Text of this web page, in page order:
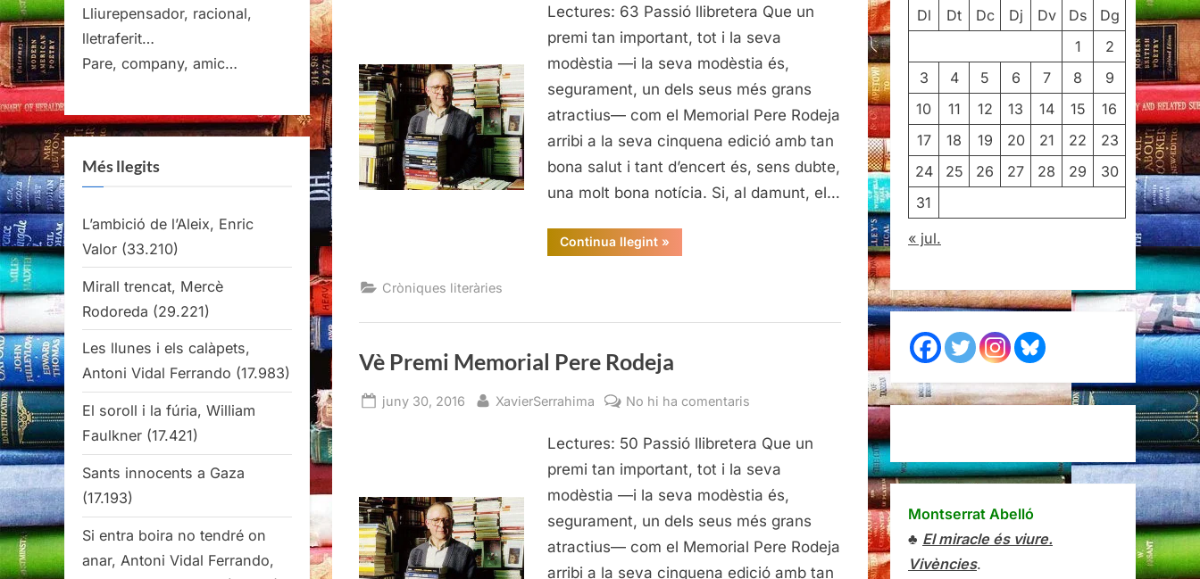
Premi
Memorial
Pere
Lectures: 63 Passió llibretera Que un
premi tan important, tot i la seva
modèstia —i la seva modèstia és,
segurament, un dels seus més grans
atractius— com el Memorial Pere Rodeja
arribi a la seva cinquena edició amb tan
bona salut i tant d’encert és, sens dubte,
una molt bona notícia. Si, al damunt, el…
Continua llegint“Vè
Premi
»
Cròniques literàries
Vè Premi Memorial Pere Rodeja
Posted
juny 30, 2016 By
XavierSerrahima No hi ha comentaris
Premi
Memorial
Pere
Rodeja
Lectures: 50 Passió llibretera Que un
premi tan important, tot i la seva
modèstia —i la seva modèstia és,
segurament, un dels seus més grans
atractius— com el Memorial Pere Rodeja
arribi a la seva cinquena edició amb tan
Lliurepensador, racional,
lletraferit…
Pare, company, amic…
Més llegits
L’ambició de l’Aleix, Enric
Valor (33.210)
Mirall trencat, Mercè
Rodoreda (29.221)
Les llunes i els calàpets,
Antoni Vidal Ferrando (17.983)
El soroll i la fúria, William
Faulkner (17.421)
Sants innocents a Gaza
(17.193)
Si entra boira no tendré on
anar, Antoni Vidal Ferrando,
Dl Dt Dc Dj Dv Ds
Dg
1
2
3
4 5 6 7 8
9
10
11 12 13 14 15
16
17
18 19 20 21 22
23
24
25 26 27 28 29
30
31
« jul.
Montserrat Abelló
♣ El miracle és viure.
Vivències.